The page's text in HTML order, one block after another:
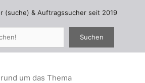
(suche) & Auftragssucher seit 2019
Suchen
um das Thema